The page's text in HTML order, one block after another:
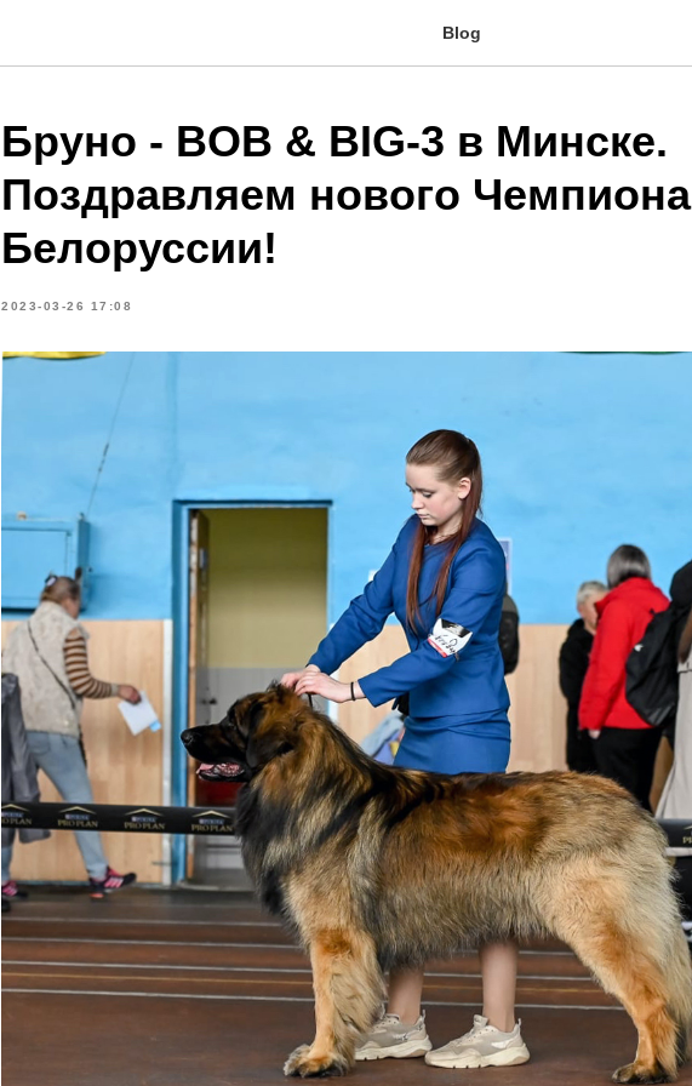
Blog
Бруно - BOB & BIG-3 в Минске.
Поздравляем нового Чемпиона
Белоруссии!
2023-03-26 17:08